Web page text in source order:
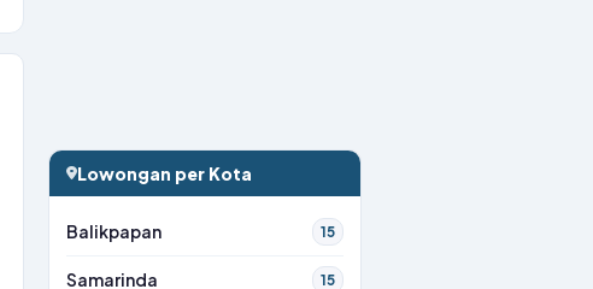
Lowongan per Kota
Balikpapan 15
Samarinda 15